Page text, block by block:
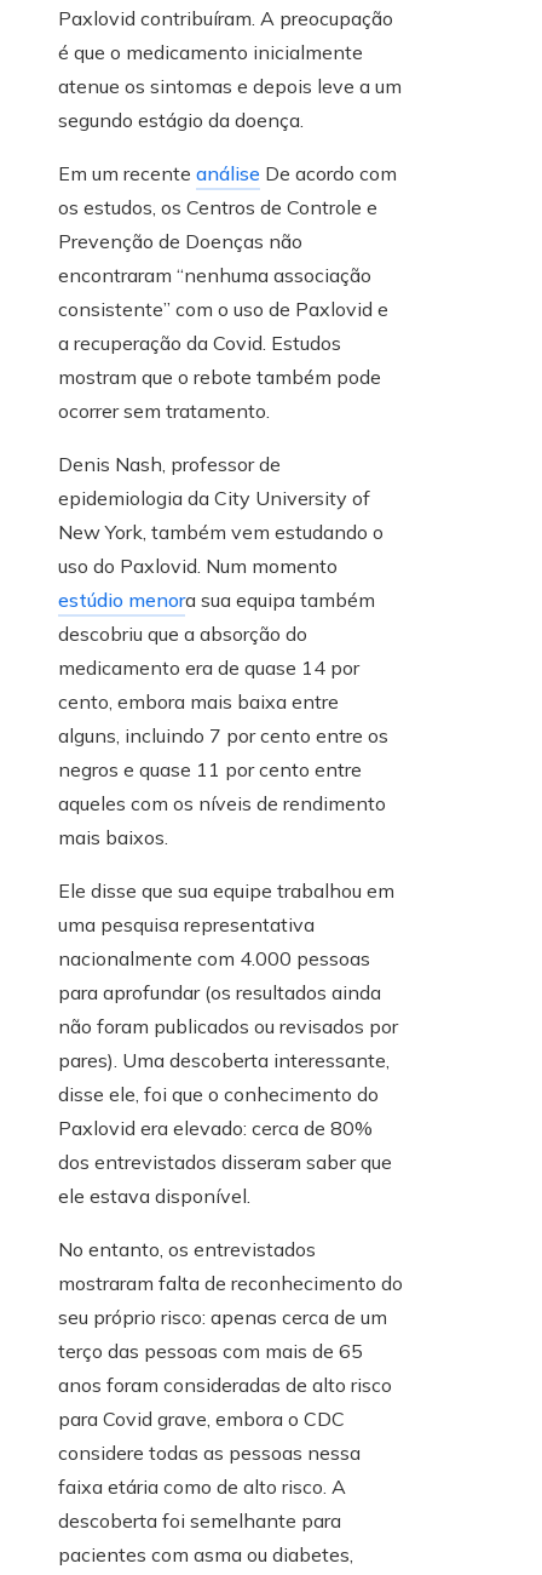
Paxlovid contribuíram. A preocupação
é que o medicamento inicialmente
atenue os sintomas e depois leve a um
segundo estágio da doença.
Em um recente análise De acordo com
os estudos, os Centros de Controle e
Prevenção de Doenças não
encontraram “nenhuma associação
consistente” com o uso de Paxlovid e
a recuperação da Covid. Estudos
mostram que o rebote também pode
ocorrer sem tratamento.
Denis Nash, professor de
epidemiologia da City University of
New York, também vem estudando o
uso do Paxlovid. Num momento
estúdio menora sua equipa também
descobriu que a absorção do
medicamento era de quase 14 por
cento, embora mais baixa entre
alguns, incluindo 7 por cento entre os
negros e quase 11 por cento entre
aqueles com os níveis de rendimento
mais baixos.
Ele disse que sua equipe trabalhou em
uma pesquisa representativa
nacionalmente com 4.000 pessoas
para aprofundar (os resultados ainda
não foram publicados ou revisados ​​por
pares). Uma descoberta interessante,
disse ele, foi que o conhecimento do
Paxlovid era elevado: cerca de 80%
dos entrevistados disseram saber que
ele estava disponível.
No entanto, os entrevistados
mostraram falta de reconhecimento do
seu próprio risco: apenas cerca de um
terço das pessoas com mais de 65
anos foram consideradas de alto risco
para Covid grave, embora o CDC
considere todas as pessoas nessa
faixa etária como de alto risco. A
descoberta foi semelhante para
pacientes com asma ou diabetes,